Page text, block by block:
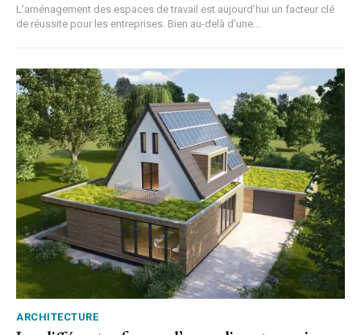
L’aménagement des espaces de travail est aujourd’hui un facteur clé
de réussite pour les entreprises. Bien au-delà d’une...
ARCHITECTURE